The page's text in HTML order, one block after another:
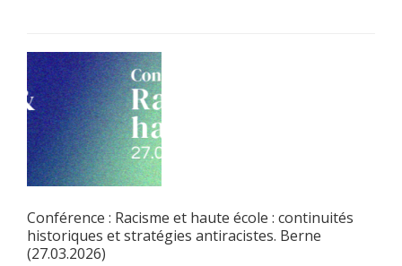
Conférence : Racisme et haute école : continuités
historiques et stratégies antiracistes. Berne
(27.03.2026)